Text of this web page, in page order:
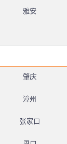
雅安
肇庆
漳州
张家口